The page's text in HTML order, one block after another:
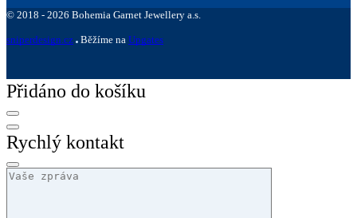
© 2018 - 2026 Bohemia Garnet Jewellery a.s.
sniperdesign.cz Běžíme na Upgates
Přidáno do košíku
Rychlý kontakt